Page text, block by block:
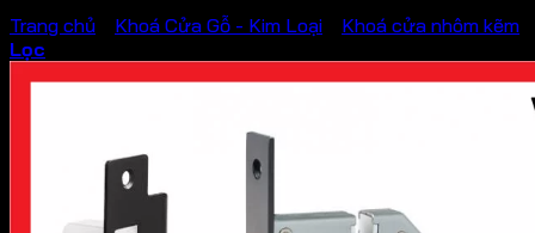
Trang chủ Khoá Cửa Gỗ - Kim Loại
Khoá cửa nhôm kẽm
Lọc